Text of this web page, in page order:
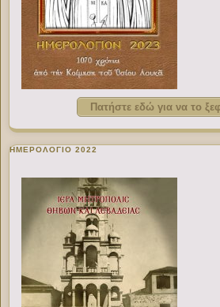
Πατήστε εδώ για να το
ΗΜΕΡΟΛΟΓΙΟ 2022